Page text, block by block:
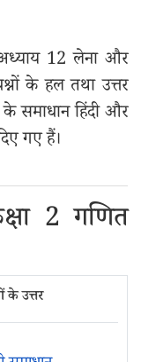
12 लेना और
के हल तथा उत्तर
समाधान हिंदी और
गए हैं।
2 गणित
के उत्तर